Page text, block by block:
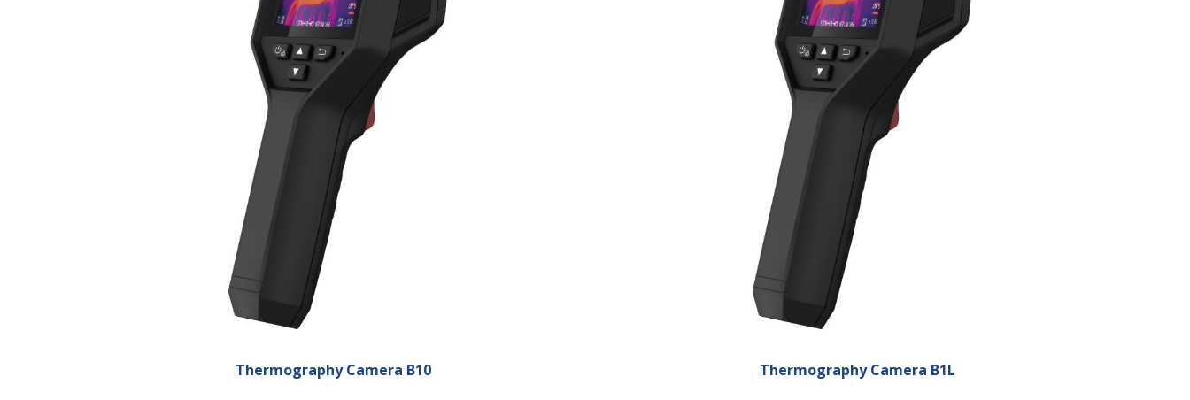
Thermography Camera B10 Thermography Camera B1L